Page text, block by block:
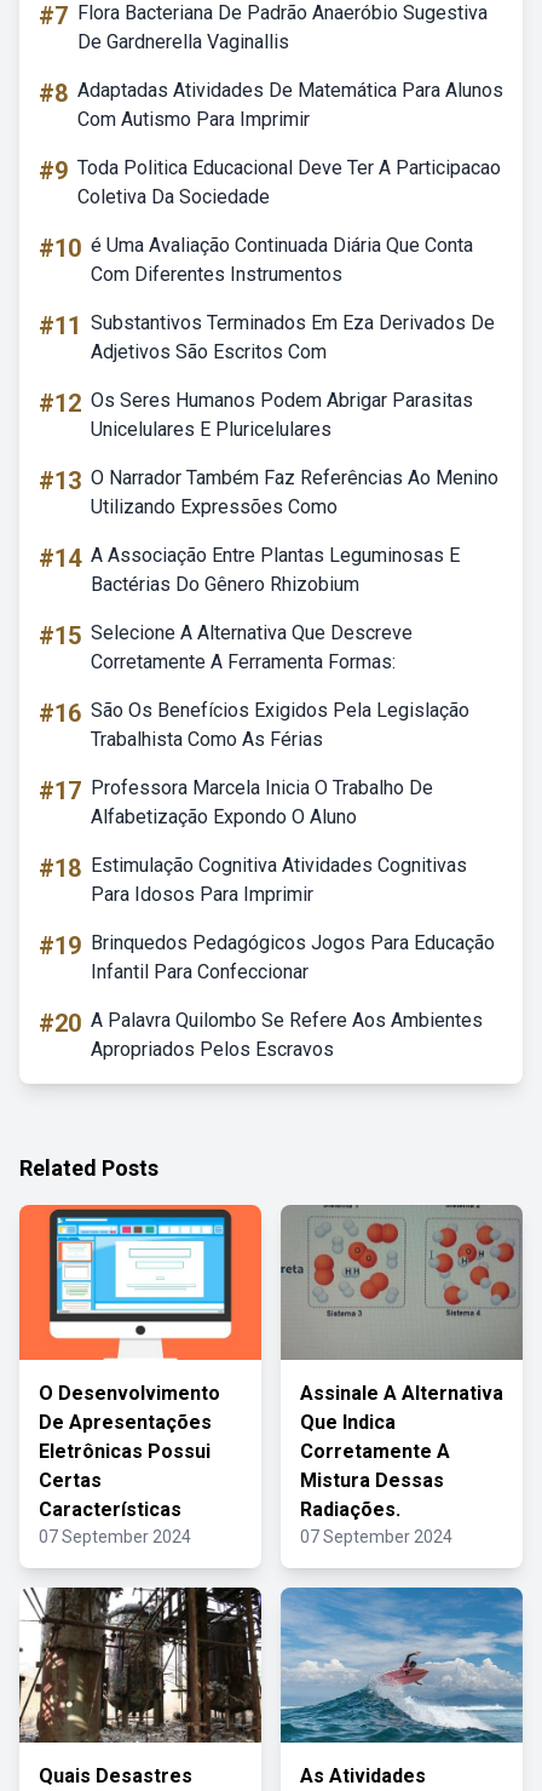
#7 Flora Bacteriana De Padrão Anaeróbio Sugestiva
De Gardnerella Vaginallis
#8 Adaptadas Atividades De Matemática Para Alunos
Com Autismo Para Imprimir
#9 Toda Politica Educacional Deve Ter A Participacao
Coletiva Da Sociedade
#10 é Uma Avaliação Continuada Diária Que Conta
Com Diferentes Instrumentos
#11 Substantivos Terminados Em Eza Derivados De
Adjetivos São Escritos Com
#12 Os Seres Humanos Podem Abrigar Parasitas
Unicelulares E Pluricelulares
#13 O Narrador Também Faz Referências Ao Menino
Utilizando Expressões Como
#14 A Associação Entre Plantas Leguminosas E
Bactérias Do Gênero Rhizobium
#15 Selecione A Alternativa Que Descreve
Corretamente A Ferramenta Formas:
#16 São Os Benefícios Exigidos Pela Legislação
Trabalhista Como As Férias
#17 Professora Marcela Inicia O Trabalho De
Alfabetização Expondo O Aluno
#18 Estimulação Cognitiva Atividades Cognitivas
Para Idosos Para Imprimir
#19 Brinquedos Pedagógicos Jogos Para Educação
Infantil Para Confeccionar
#20 A Palavra Quilombo Se Refere Aos Ambientes
Apropriados Pelos Escravos
Related Posts
O Desenvolvimento
De Apresentações
Eletrônicas Possui
Certas
Características
07 September 2024
Assinale A Alternativa
Que Indica
Corretamente A
Mistura Dessas
Radiações.
07 September 2024
Quais Desastres As Atividades